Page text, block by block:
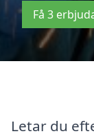
Få 3
Letar du